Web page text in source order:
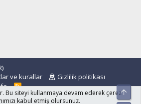
ve kurallar
Gizlilik politikası
R
S
S
Bu siteyi kullanmaya devam ederek çerez
kabul etmiş olursunuz.
Üst